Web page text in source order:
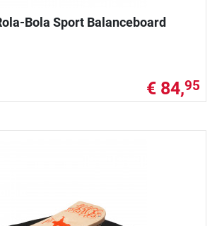
Bola Sport Balanceboard
€ 84,95